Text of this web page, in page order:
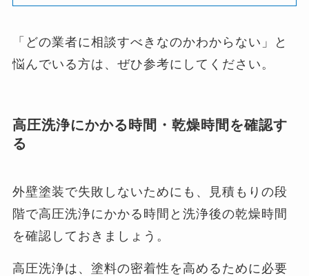
「どの業者に相談すべきなのかわからない」と
悩んでいる方は、ぜひ参考にしてください。
高圧洗浄にかかる時間・乾燥時間を確認す
る
外壁塗装で失敗しないためにも、見積もりの段
階で高圧洗浄にかかる時間と洗浄後の乾燥時間
を確認しておきましょう。
高圧洗浄は、塗料の密着性を高めるために必要